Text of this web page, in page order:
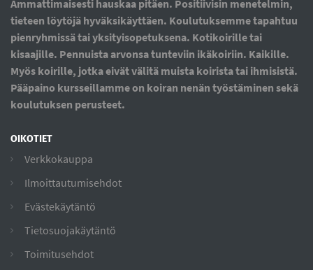
Ammattimaisesti hauskaa pitäen. Positiivisin menetelmin,
tieteen löytöjä hyväksikäyttäen. Koulutuksemme tapahtuu
pienryhmissä tai yksityisopetuksena. Kotikoirille tai
kisaajille. Pennuista arvonsa tunteviin ikäkoiriin. Kaikille.
Myös koirille, jotka eivät välitä muista koirista tai ihmisistä.
Pääpaino kursseillamme on koiran nenän työstäminen sekä
koulutuksen perusteet.
OIKOTIET
Verkkokauppa
Ilmoittautumisehdot
Evästekäytäntö
Tietosuojakäytäntö
Toimitusehdot